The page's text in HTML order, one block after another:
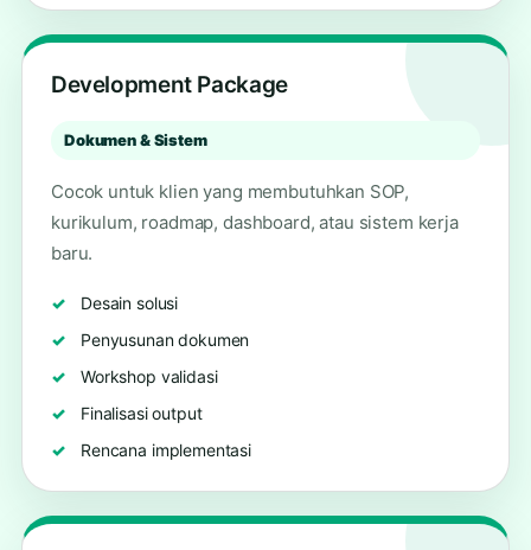
Development Package
Dokumen & Sistem
Cocok untuk klien yang membutuhkan SOP,
kurikulum, roadmap, dashboard, atau sistem kerja
baru.
Desain solusi
Penyusunan dokumen
Workshop validasi
Finalisasi output
Rencana implementasi